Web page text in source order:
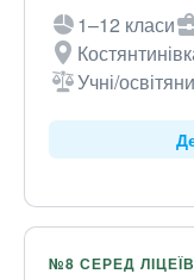
1–12 класи
Учні/
№8 СЕРЕД